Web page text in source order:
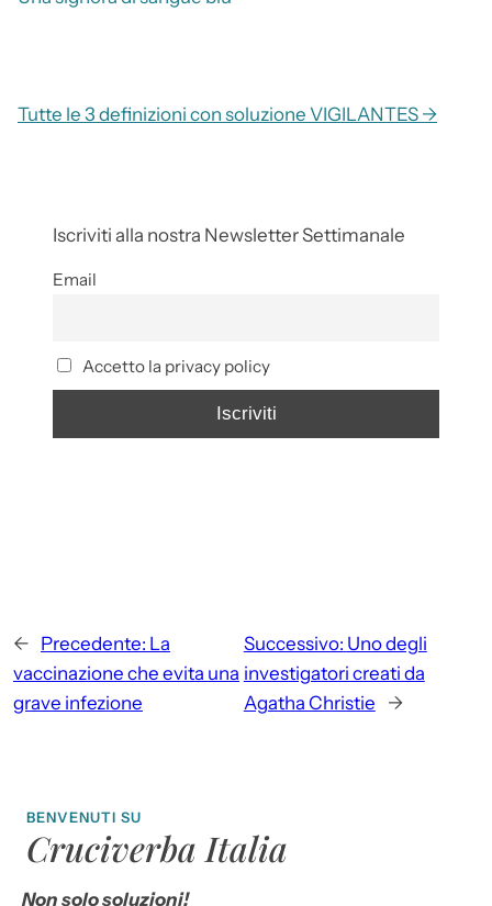
Tutte le 3 definizioni con soluzione VIGILANTES →
Iscriviti alla nostra Newsletter Settimanale
Email
Accetto la privacy policy
← Precedente: La
vaccinazione che evita una
grave infezione
Successivo: Uno degli
investigatori creati da
Agatha Christie
→
BENVENUTI SU
Cruciverba Italia
Non solo soluzioni!